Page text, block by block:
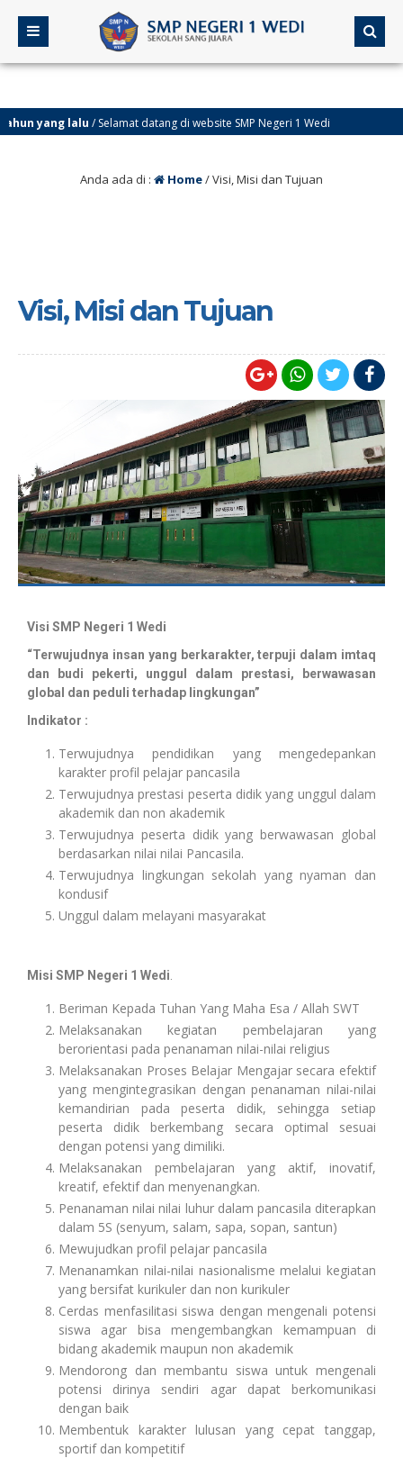
yang lalu/ Selamat datang di website SMP Negeri 1 Wedi
Anda ada di : Home/Visi, Misi dan Tujuan
Visi, Misi dan Tujuan
Visi SMP Negeri 1 Wedi
“Terwujudnya insan yang berkarakter, terpuji dalam imtaq
dan budi pekerti, unggul dalam prestasi, berwawasan
global dan peduli terhadap lingkungan”
Indikator :
Terwujudnya pendidikan yang mengedepankan
karakter profil pelajar pancasila
Terwujudnya prestasi peserta didik yang unggul dalam
akademik dan non akademik
Terwujudnya peserta didik yang berwawasan global
berdasarkan nilai nilai Pancasila.
Terwujudnya lingkungan sekolah yang nyaman dan
kondusif
Unggul dalam melayani masyarakat
Misi SMP Negeri 1 Wedi
Beriman Kepada Tuhan Yang Maha Esa / Allah SWT
Melaksanakan kegiatan pembelajaran yang
berorientasi pada penanaman nilai-nilai religius
Melaksanakan Proses Belajar Mengajar secara efektif
yang mengintegrasikan dengan penanaman nilai-nilai
kemandirian pada peserta didik, sehingga setiap
peserta didik berkembang secara optimal sesuai
dengan potensi yang dimiliki.
Melaksanakan pembelajaran yang aktif, inovatif,
kreatif, efektif dan menyenangkan.
Penanaman nilai nilai luhur dalam pancasila diterapkan
dalam 5S (senyum, salam, sapa, sopan, santun)
Mewujudkan profil pelajar pancasila
Menanamkan nilai-nilai nasionalisme melalui kegiatan
yang bersifat kurikuler dan non kurikuler
Cerdas menfasilitasi siswa dengan mengenali potensi
siswa agar bisa mengembangkan kemampuan di
bidang akademik maupun non akademik
Mendorong dan membantu siswa untuk mengenali
potensi dirinya sendiri agar dapat berkomunikasi
dengan baik
Membentuk karakter lulusan yang cepat tanggap,
sportif dan kompetitif